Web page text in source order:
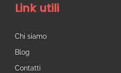
Link utili
Chi siamo
Blog
Contatti